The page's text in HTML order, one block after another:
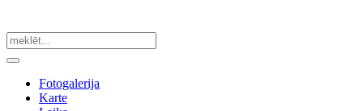
Fotogalerija
Karte